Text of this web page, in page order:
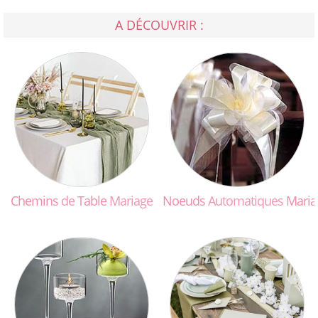
A DÉCOUVRIR :
Chemins deTable Mariage NoeudsAutomatiques